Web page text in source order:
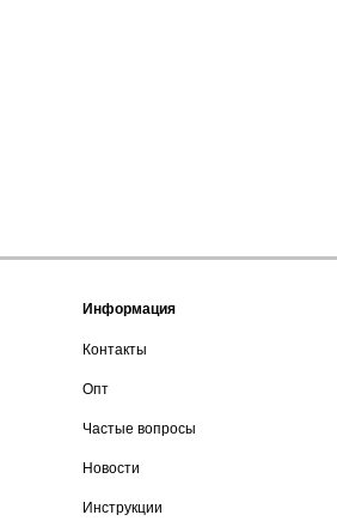
Информация
Контакты
Опт
Частые вопросы
Новости
Инструкции